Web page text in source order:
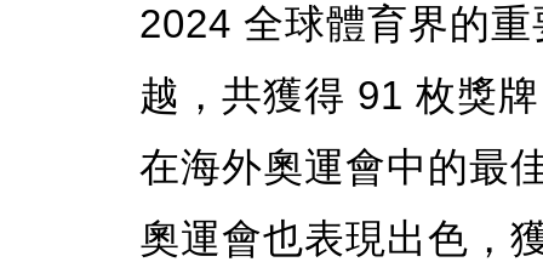
2024 全球體育界的
越，共獲得 91 枚獎
在海外奧運會中的最
奧運會也表現出色，